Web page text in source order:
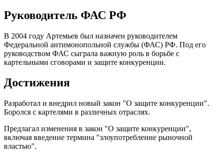
Руководитель ФАС РФ
В 2004 году Артемьев был назначен руководителем
Федеральной антимонопольной службы (ФАС) РФ. Под его
руководством ФАС сыграла важную роль в борьбе с
картельными сговорами и защите конкуренции.
Достижения
Разработал и внедрил новый закон "О защите конкуренции".
Боролся с картелями в различных отраслях.
Предлагал изменения в закон "О защите конкуренции",
включая введение термина "злоупотребление рыночной
властью".